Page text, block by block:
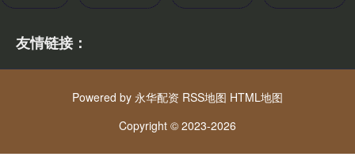
友情链接：
Powered by 永华配资 RSS地图 HTML地图
Copyright © 2023-2026